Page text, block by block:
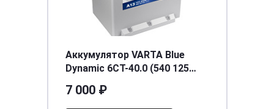
Аккумулятор VARTA Blue
Dynamic 6СТ-40.0 (540 125
7 000 ₽